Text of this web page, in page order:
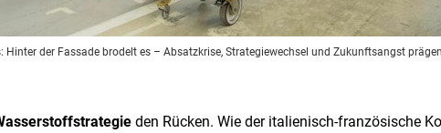
Hinter der Fassade brodelt es – Absatzkrise, Strategiewechsel und Zukunftsangst
den Rücken. Wie der italienisch-französische